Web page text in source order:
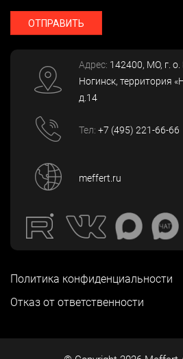
ОТПРАВИТЬ
Адрес: 142400, МО, г.
Ногинск, территория
д.14
Тел: +7 (495) 221-66-66
meffert.ru
Политика конфиденциальности
Отказ от ответственности